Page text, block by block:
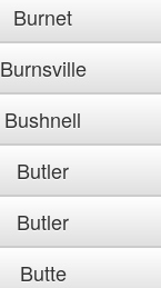
Burnet
Burnsville
Bushnell
Butler
Butler
Butte